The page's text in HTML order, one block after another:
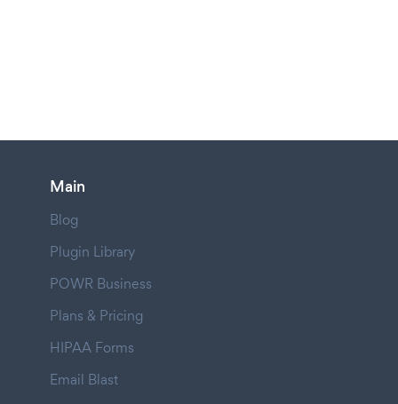
Main
Blog
Plugin Library
POWR Business
Plans & Pricing
HIPAA Forms
Email Blast